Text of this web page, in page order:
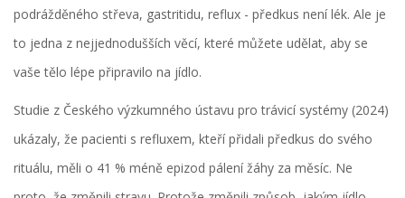
podrážděného střeva, gastritidu, reflux - předkus není lék. Ale je
to jedna z nejjednodušších věcí, které můžete udělat, aby se
vaše tělo lépe připravilo na jídlo.
Studie z Českého výzkumného ústavu pro trávicí systémy (2024)
ukázaly, že pacienti s refluxem, kteří přidali předkus do svého
rituálu, měli o 41 % méně epizod pálení žáhy za měsíc. Ne